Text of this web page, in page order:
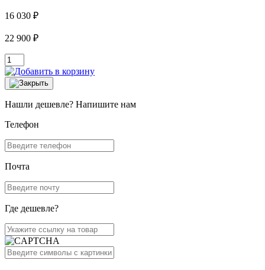
16 030 ₽
22 900 ₽
Нашли дешевле? Напишите нам
Телефон
Почта
Где дешевле?